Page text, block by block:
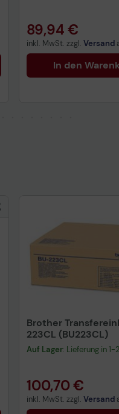
89,94 €
inkl. MwSt. zzgl. Versand
In den
Brother
223CL (BU223CL)
Auf Lager: Lieferung in
100,70 €
inkl. MwSt. zzgl. Versand